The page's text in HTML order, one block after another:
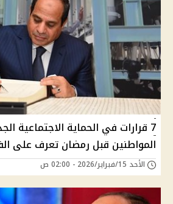
7 قرارات في الحماية الاجتماعية
المواطنين قبل رمضان تعرف على
الأحد 15/فبراير/2026 - 02:00 ص